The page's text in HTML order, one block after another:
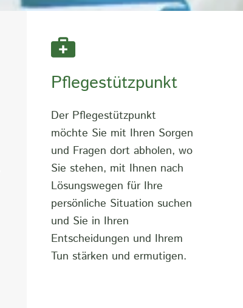
Pflegestützpunkt
Der Pflegestützpunkt
möchte Sie mit Ihren Sorgen
und Fragen dort abholen, wo
Sie stehen, mit Ihnen nach
Lösungswegen für Ihre
persönliche Situation suchen
und Sie in Ihren
Entscheidungen und Ihrem
Tun stärken und ermutigen.